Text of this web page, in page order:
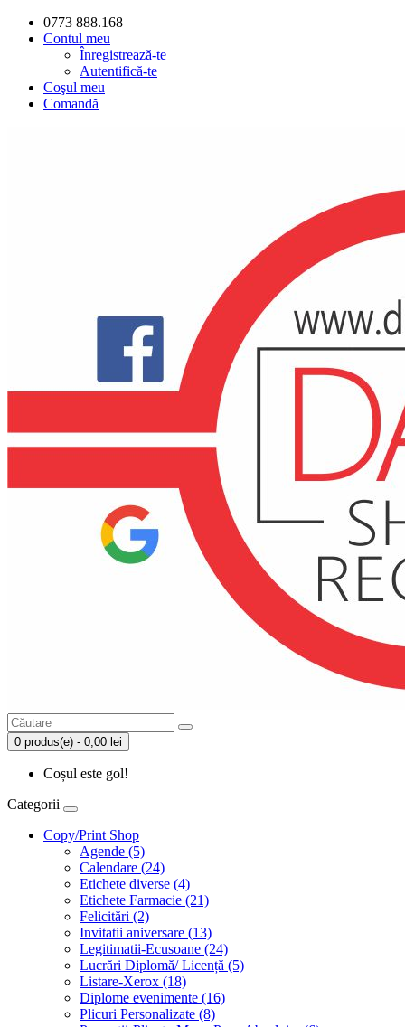
0773 888.168
Contul meu
Înregistrează-te
Autentifică-te
Coşul meu
Comandă
0 produs(e) - 0,00 lei
Coșul este gol!
Categorii
Copy/Print Shop
Agende (5)
Calendare (24)
Etichete diverse (4)
Etichete Farmacie (21)
Felicitări (2)
Invitatii aniversare (13)
Legitimatii-Ecusoane (24)
Lucrări Diplomă/ Licență (5)
Listare-Xerox (18)
Diplome evenimente (16)
Plicuri Personalizate (8)